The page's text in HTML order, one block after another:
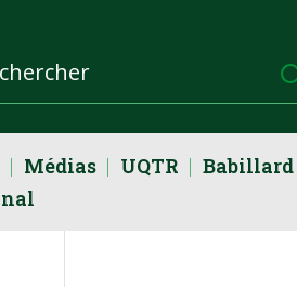
Médias UQTR
Babillard